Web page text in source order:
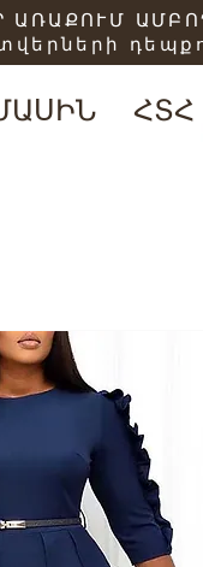
ՀՏՀ
ԱՌԱՔՈՒՄ